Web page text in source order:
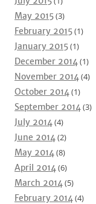
May 2015(3)
February 2015(1)
January 2015(1)
December 2014(1)
November 2014(4)
October 2014(1)
September 2014(3)
July 2014(4)
June 2014(2)
May 2014(8)
April 2014(6)
March 2014(5)
February 2014(4)